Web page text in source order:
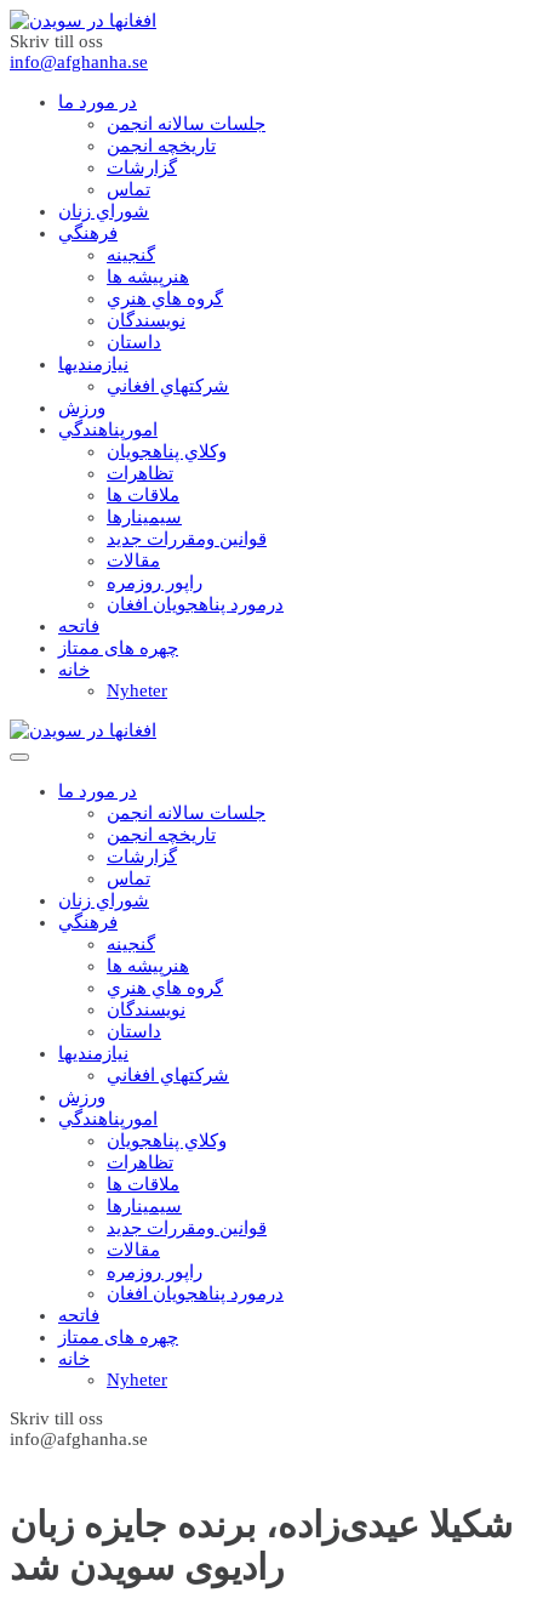
Skriv till oss
info@afghanha.se
در مورد ما
جلسات سالانه انجمن
تاریخچه انجمن
گزارشات
تماس
شوراي زنان
فرهنگي
گنجينه
هنرپيشه ها
گروه هاي هنري
نويسندگان
داستان
نيازمنديها
شرکتهاي افغاني
ورزش
امورپناهندگي
وکلاي پناهجويان
تظاهرات
ملاقات ها
سيمينارها
قوانين ومقررات جديد
مقالات
راپور روزمره
درمورد پناهجويان افغان
فاتحه
چهره های ممتاز
خانه
Nyheter
در مورد ما
جلسات سالانه انجمن
تاریخچه انجمن
گزارشات
تماس
شوراي زنان
فرهنگي
گنجينه
هنرپيشه ها
گروه هاي هنري
نويسندگان
داستان
نيازمنديها
شرکتهاي افغاني
ورزش
امورپناهندگي
وکلاي پناهجويان
تظاهرات
ملاقات ها
سيمينارها
قوانين ومقررات جديد
مقالات
راپور روزمره
درمورد پناهجويان افغان
فاتحه
چهره های ممتاز
خانه
Nyheter
Skriv till oss
info@afghanha.se
شکیلا عیدی‌زاده، برنده جایزه زبان
رادیوی سویدن شد